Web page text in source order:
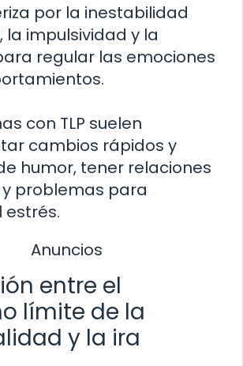
por la inestabilidad
la impulsividad y la
regular las emociones
con TLP suelen
cambios rápidos y
humor, tener relaciones
problemas para
estrés.
Anuncios
entre el
límite de la
y la ira